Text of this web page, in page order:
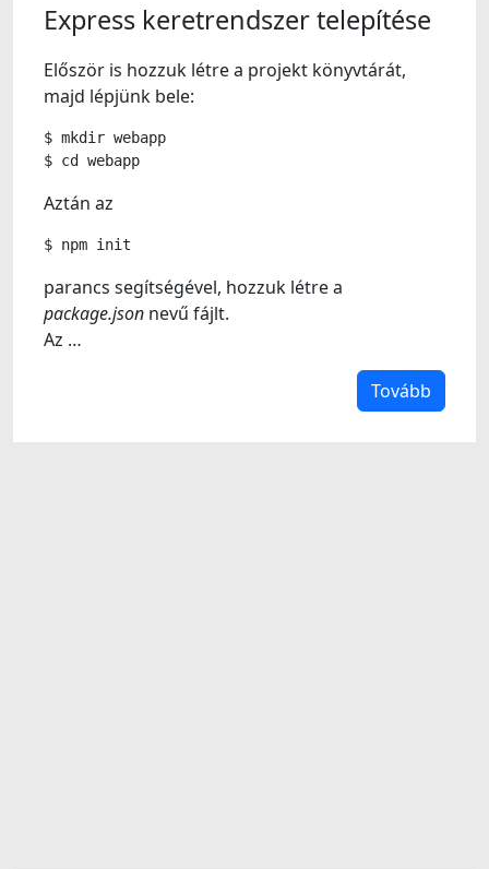
Express keretrendszer telepítése
Először is hozzuk létre a projekt könyvtárát,
majd lépjünk bele:
$ mkdir webapp
$ cd
Aztán az
$ npm
parancs segítségével, hozzuk létre a
package.json nevű fájlt.
Az …
Tovább